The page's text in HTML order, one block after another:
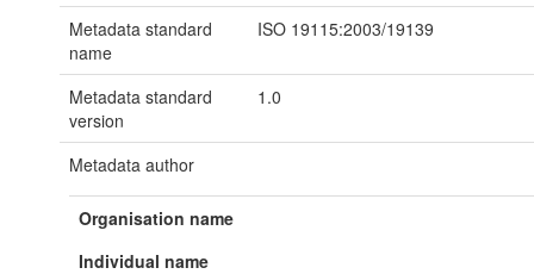
Metadata standard
name
ISO 19115:2003/19139
Metadata standard
version
1.0
Metadata author
Organisation name
Individual name